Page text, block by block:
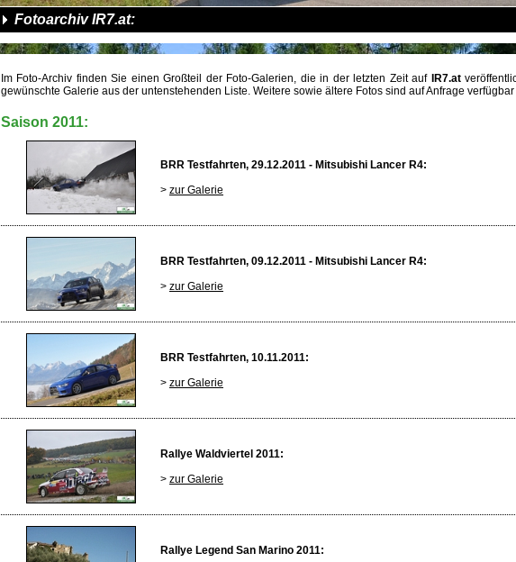
Fotoarchiv IR7.at:
Im Foto-Archiv finden Sie einen Großteil der Foto-Galerien, die in der letzten Zeit auf IR7.at
gewünschte Galerie aus der untenstehenden Liste. Weitere sowie ältere Fotos sind auf Anfrage verfügbar
Saison 2011:
BRR Testfahrten, 29.12.2011 - Mitsubishi Lancer R4:
> zur Galerie
BRR Testfahrten, 09.12.2011 - Mitsubishi Lancer R4:
> zur Galerie
BRR Testfahrten, 10.11.2011:
> zur Galerie
Rallye Waldviertel 2011:
> zur Galerie
Rallye Legend San Marino 2011: